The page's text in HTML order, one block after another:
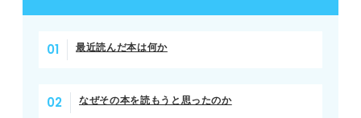
最近読んだ本は何か
なぜその本を読もうと思ったのか